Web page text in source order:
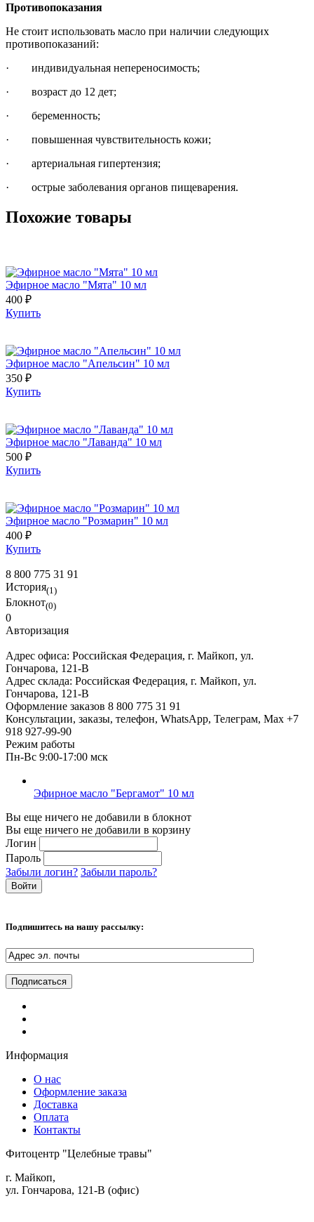
Противопоказания
Не стоит использовать масло при наличии следующих
противопоказаний:
· индивидуальная непереносимость;
· возраст до 12 дет;
· беременность;
· повышенная чувствительность кожи;
· артериальная гипертензия;
· острые заболевания органов пищеварения.
Похожие товары
Эфирное масло "Мята" 10 мл
400 ₽
Купить
Эфирное масло "Апельсин" 10 мл
350 ₽
Купить
Эфирное масло "Лаванда" 10 мл
500 ₽
Купить
Эфирное масло "Розмарин" 10 мл
400 ₽
Купить
8 800 775 31 91
История(1)
Блокнот(0)
0
Авторизация
Адрес офиса: Российская Федерация, г. Майкоп, ул.
Гончарова, 121-В
Адрес склада: Российская Федерация, г. Майкоп, ул.
Гончарова, 121-В
Оформление заказов 8 800 775 31 91
Консультации, заказы, телефон, WhatsApp, Телеграм, Мах +7
918 927-99-90
Режим работы
Пн-Вс 9:00-17:00 мск
Эфирное масло "Бергамот" 10 мл
Вы еще ничего не добавили в блокнот
Вы еще ничего не добавили в корзину
Логин
Пароль
Забыли логин? Забыли пароль?
Подпишитесь на нашу рассылку:
Информация
О нас
Оформление заказа
Доставка
Оплата
Контакты
Фитоцентр "Целебные травы"
г. Майкоп,
ул. Гончарова, 121-В (офис)